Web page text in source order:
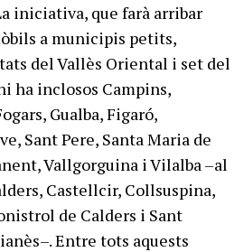
iniciativa, que farà arribar
a municipis petits,
del Vallès Oriental i set del
ha inclosos Campins,
Gualba, Figaró,
Sant Pere, Santa Maria de
Vallgorguina i Vilalba –al
Castellcir, Collsuspina,
de Calders i Sant
Entre tots aquests